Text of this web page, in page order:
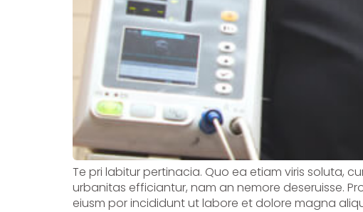
Te pri labitur pertinacia. Quo ea etiam viris soluta,
urbanitas efficiantur, nam an nemore deseruisse.
eiusm por incididunt ut labore et dolore magna